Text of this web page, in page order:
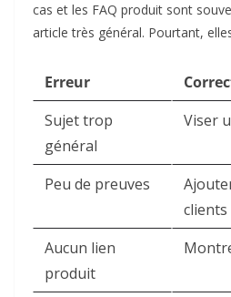
cas et les FAQ produit sont
article très général. Pourtant,
Erreur
Sujet trop
général
Viser
Peu de preuves
clients
Aucun lien
produit